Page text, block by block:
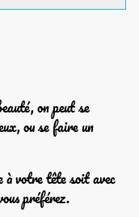
on peut se
ou se faire un
à votre tête soit avec
préférez.